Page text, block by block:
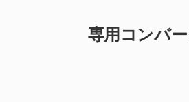
専用コンバ